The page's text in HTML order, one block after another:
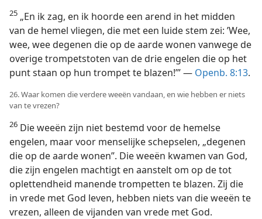
25 „En ik zag, en ik hoorde een arend in het midden
van de hemel vliegen, die met een luide stem zei: ’Wee,
wee, wee degenen die op de aarde wonen vanwege de
overige trompetstoten van de drie engelen die op het
punt staan op hun trompet te blazen!’” — Openb. 8:13.
26. Waar komen die verdere weeën vandaan, en wie hebben er niets
van te vrezen?
26 Die weeën zijn niet bestemd voor de hemelse
engelen, maar voor menselijke schepselen, „degenen
die op de aarde wonen”. Die weeën kwamen van God,
die zijn engelen machtigt en aanstelt om op de tot
oplettendheid manende trompetten te blazen. Zij die
in vrede met God leven, hebben niets van die weeën te
vrezen, alleen de vijanden van vrede met God.